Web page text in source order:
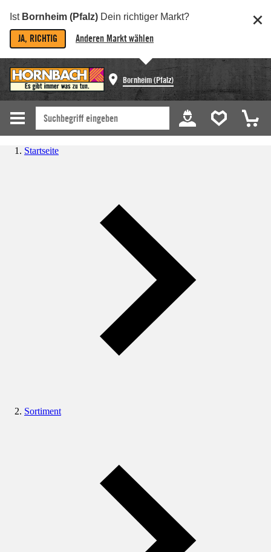
Ist Bornheim (Pfalz) Dein richtiger Markt?
JA, RICHTIG Anderen Markt wählen
Bornheim (Pfalz)
Startseite
Sortiment